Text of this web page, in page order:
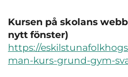
Kursen på skolans
nytt fönster)
https://
man-kurs-grund-gym-